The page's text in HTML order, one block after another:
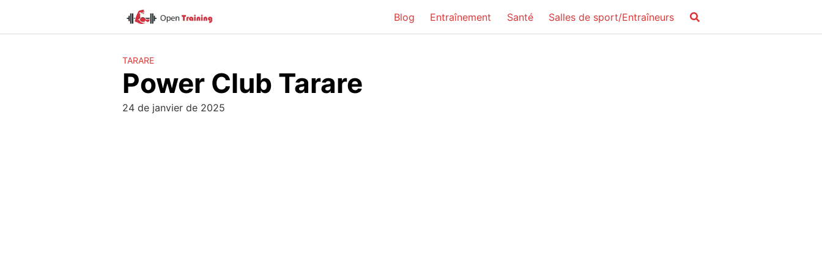
content
Blog Entraînement Santé Salles de sport/Entraîneurs
TARARE
Power Club Tarare
24 de janvier de 2025